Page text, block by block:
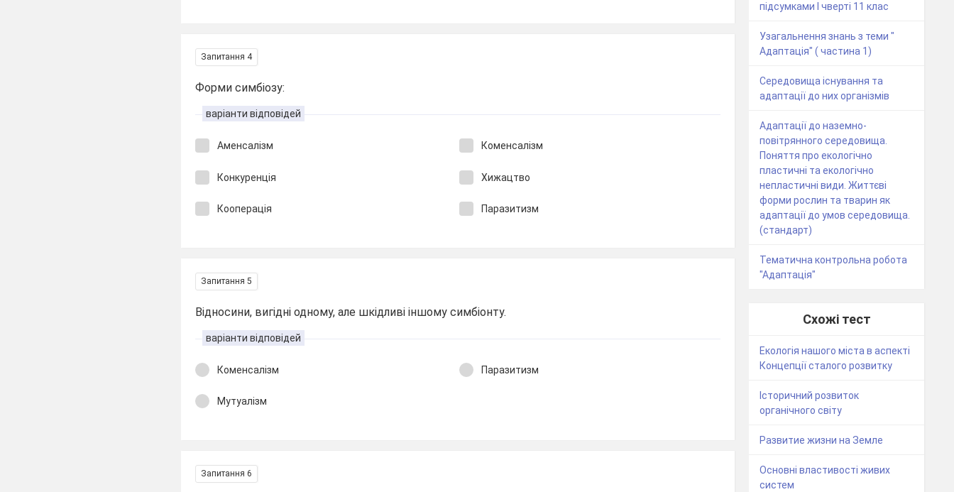
Запитання 4
Форми симбіозу:
варіанти відповідей
Аменсалізм Коменсалізм
Конкуренція Хижацтво
Кооперація Паразитизм
Запитання 5
Відносини, вигідні одному, але шкідливі іншому симбіонту.
варіанти відповідей
Коменсалізм Паразитизм
Мутуалізм
Запитання 6
підсумками І чверті 11 клас
Узагальнення знань з теми "
Адаптація" ( частина 1)
Середовища існування та
адаптації до них організмів
Адаптації до наземно-
повітрянного середовища.
Поняття про екологічно
пластичні та екологічно
непластичні види. Життєві
форми рослин та тварин як
адаптації до умов середовища.
(стандарт)
Тематична контрольна робота
"Адаптація"
Схожі тест
Екологія нашого міста в аспекті
Концепції сталого розвитку
Історичний розвиток
органічного світу
Развитие жизни на Земле
Основні властивості живих
систем